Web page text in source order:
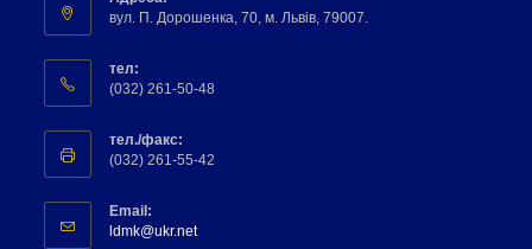
вул. П. Дорошенка, 70, м. Львів, 79007.
тел:
(032) 261-50-48
тел./факс:
(032) 261-55-42
Email:
ldmk@ukr.net